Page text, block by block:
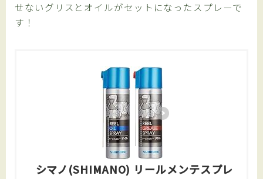
せないグリスとオイルがセットになったスプレーで
す！
シマノ(SHIMANO) リールメンテスプレ